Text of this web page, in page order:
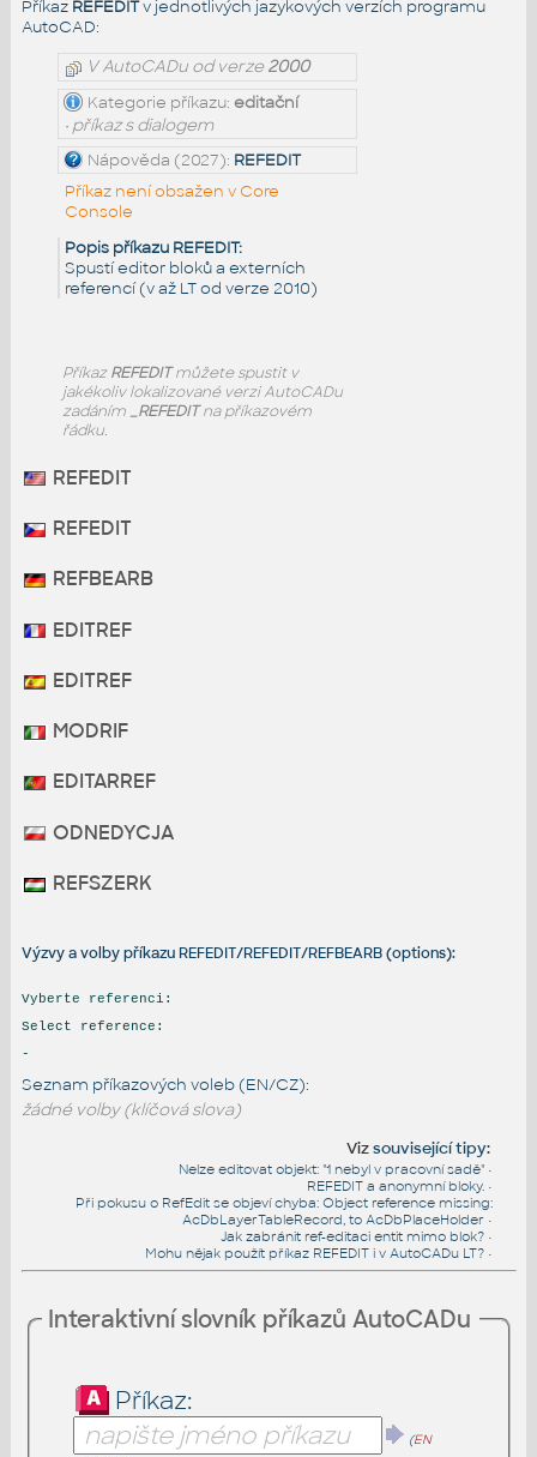
Příkaz REFEDITv jednotlivých jazykových verzích programu
AutoCAD:
V AutoCADu od verze2000
Kategorie příkazu: editační
• příkaz s dialogem
Nápověda (2027): REFEDIT
Příkaz není obsažen v Core
Console
Popis příkazu REFEDIT:
Spustí editor bloků a externích
referencí (v až LT od verze 2010)
PříkazREFEDITmůžete spustit v
jakékoliv lokalizované verzi AutoCADu
zadáním _REFEDITna příkazovém
řádku.
REFEDIT
REFEDIT
REFBEARB
EDITREF
EDITREF
MODRIF
EDITARREF
ODNEDYCJA
REFSZERK
Výzvy a volby příkazu REFEDIT/REFEDIT/REFBEARB (options):
Vyberte referenci:
Select reference:
-
Seznam příkazových voleb (EN/CZ):
žádné volby (klíčová slova)
Vizsouvisející tipy:
Nelze editovat objekt: "1 nebyl v pracovní sadě" •
REFEDIT a anonymní bloky. •
Při pokusu o RefEdit se objeví chyba: Object reference missing:
AcDbLayerTableRecord, to AcDbPlaceHolder •
Jak zabránit ref-editaci entit mimo blok? •
Mohu nějak použít příkaz REFEDIT i v AutoCADu LT? •
Interaktivní slovník příkazů AutoCADu
Příkaz:
(EN